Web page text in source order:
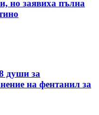
но заявиха пълна
души за
на фентанил за